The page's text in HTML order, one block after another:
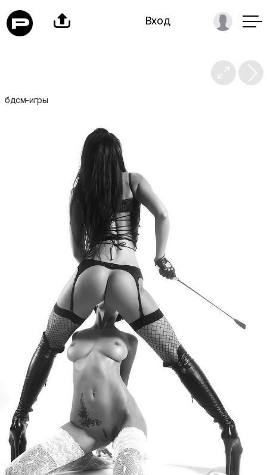
 Вход

бдсм-игры